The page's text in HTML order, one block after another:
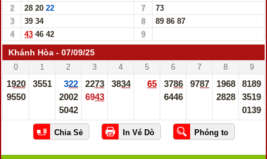
2
28 20 22 7
73
3
39 34 8 89 86 87
4
43 46 42 9
Khánh Hòa - 07/09/25
0 1 2 3 4 5 6 7 8 9
1920
9550
3551
322
2002
5042
2273
6943
3834 65
3786
6446
9787
1968
2828
8189
3519
0139